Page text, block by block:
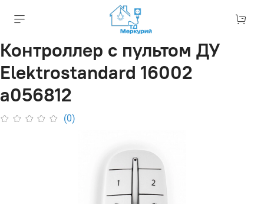
Контроллер с пультом ДУ
Elektrostandard 16002
a056812
(0)